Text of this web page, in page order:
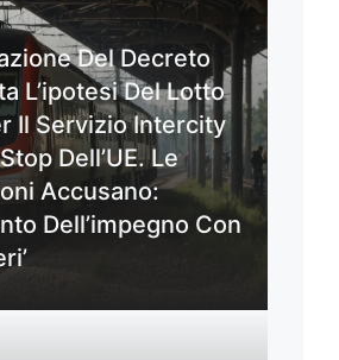
Del Decreto
L’ipotesi Del Lotto
Il Servizio Intercity
Dell’UE. Le
Accusano:
Dell’impegno Con